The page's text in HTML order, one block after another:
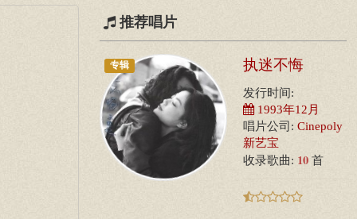
推荐唱片
专辑 执迷不悔
发行时间:
1993年12月
唱片公司: Cinepoly
新艺宝
收录歌曲: 10 首